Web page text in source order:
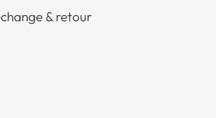
& retour